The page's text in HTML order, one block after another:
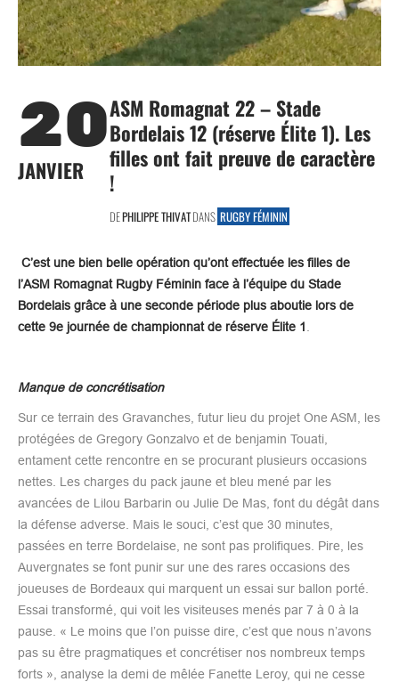
20
JANVIER
ASM Romagnat 22 – Stade
Bordelais 12 (réserve Élite 1). Les
filles ont fait preuve de caractère
!
DEPHILIPPE THIVATDANS RUGBY FÉMININ
C’est une bien belle opération qu’ont effectuée les filles de
l’ASM Romagnat Rugby Féminin face à l’équipe du Stade
Bordelais grâce à une seconde période plus aboutie lors de
cette 9e journée de championnat de réserve Élite 1
Manque de concrétisation
Sur ce terrain des Gravanches, futur lieu du projet One ASM, les
protégées de Gregory Gonzalvo et de benjamin Touati,
entament cette rencontre en se procurant plusieurs occasions
nettes. Les charges du pack jaune et bleu mené par les
avancées de Lilou Barbarin ou Julie De Mas, font du dégât dans
la défense adverse. Mais le souci, c’est que 30 minutes,
passées en terre Bordelaise, ne sont pas prolifiques. Pire, les
Auvergnates se font punir sur une des rares occasions des
joueuses de Bordeaux qui marquent un essai sur ballon porté.
Essai transformé, qui voit les visiteuses menés par 7 à 0 à la
pause. « Le moins que l’on puisse dire, c’est que nous n’avons
pas su être pragmatiques et concrétiser nos nombreux temps
forts », analyse la demi de mêlée Fanette Leroy, qui ne cesse